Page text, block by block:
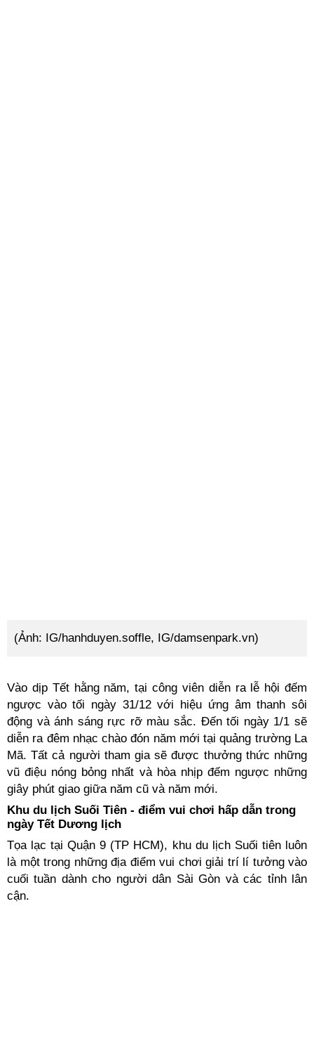
(Ảnh: IG/hanhduyen.soffle, IG/damsenpark.vn)
Vào dịp Tết hằng năm, tại công viên diễn ra lễ hội đếm
ngược vào tối ngày 31/12 với hiệu ứng âm thanh sôi
động và ánh sáng rực rỡ màu sắc. Đến tối ngày 1/1 sẽ
diễn ra đêm nhạc chào đón năm mới tại quảng trường La
Mã. Tất cả người tham gia sẽ được thưởng thức những
vũ điệu nóng bỏng nhất và hòa nhịp đếm ngược những
giây phút giao giữa năm cũ và năm mới.
Khu du lịch Suối Tiên - điểm vui chơi hấp dẫn trong
ngày Tết Dương lịch
Tọa lạc tại Quận 9 (TP HCM), khu du lịch Suối tiên luôn
là một trong những địa điểm vui chơi giải trí lí tưởng vào
cuối tuần dành cho người dân Sài Gòn và các tỉnh lân
cận.